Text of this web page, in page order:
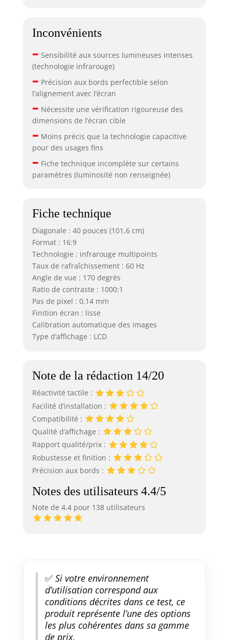
Inconvénients
– Sensibilité aux sources lumineuses intenses
(technologie infrarouge)
– Précision aux bords perfectible selon
l’alignement avec l’écran
– Nécessite une vérification rigoureuse des
dimensions de l’écran cible
– Moins précis que la technologie capacitive
pour des usages fins
– Fiche technique incomplète sur certains
paramètres (luminosité non renseignée)
Fiche technique
Diagonale : 40 pouces (101,6 cm)
Format : 16:9
Technologie : infrarouge multipoints
Taux de rafraîchissement : 60 Hz
Angle de vue : 170 degrés
Ratio de contraste : 1000:1
Pas de pixel : 0,14 mm
Finition écran : lisse
Calibration automatique des images
Type d’affichage : LCD
Note de la rédaction 14/20
Réactivité tactile :
Facilité d’installation :
Compatibilité :
Qualité d’affichage :
Rapport qualité/prix :
Robustesse et finition :
Précision aux bords :
Notes des utilisateurs 4.4/5
Note de 4.4 pour 138 utilisateurs
✅Si votre environnement
d’utilisation correspond aux
conditions décrites dans ce test, ce
produit représente l’une des options
les plus cohérentes dans sa gamme
de prix.